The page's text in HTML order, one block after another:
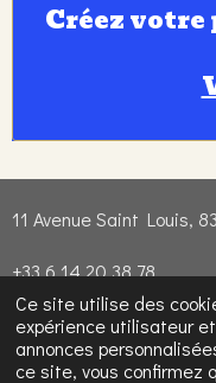
Ce site utilise des
expérience utilisateur
annonces
ce site, vous confirmez
Créez
11 Avenue Saint Louis,
+33 6 14 20 38 78
Atozschool@laposte.net